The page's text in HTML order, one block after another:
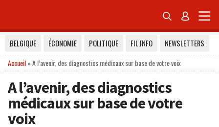
 
BELGIQUE ÉCONOMIE POLITIQUE FIL INFO
NEWSLETTERS
Accueil»A l’avenir, des diagnostics médicaux sur base de votre voix
A l’avenir, des diagnostics
médicaux sur base de votre
voix